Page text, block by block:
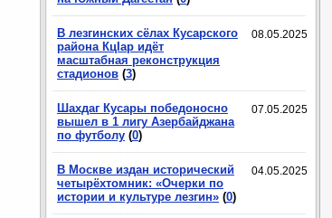
08.05.2025
В лезгинских сёлах Кусарского
района КцIар идёт
масштабная реконструкция
стадионов (3)
07.05.2025
Шахдаг Кусары победоносно
вышел в 1 лигу Азербайджана
по футболу (0)
04.05.2025
В Москве издан исторический
четырёхтомник: «Очерки по
истории и культуре лезгин» (0)